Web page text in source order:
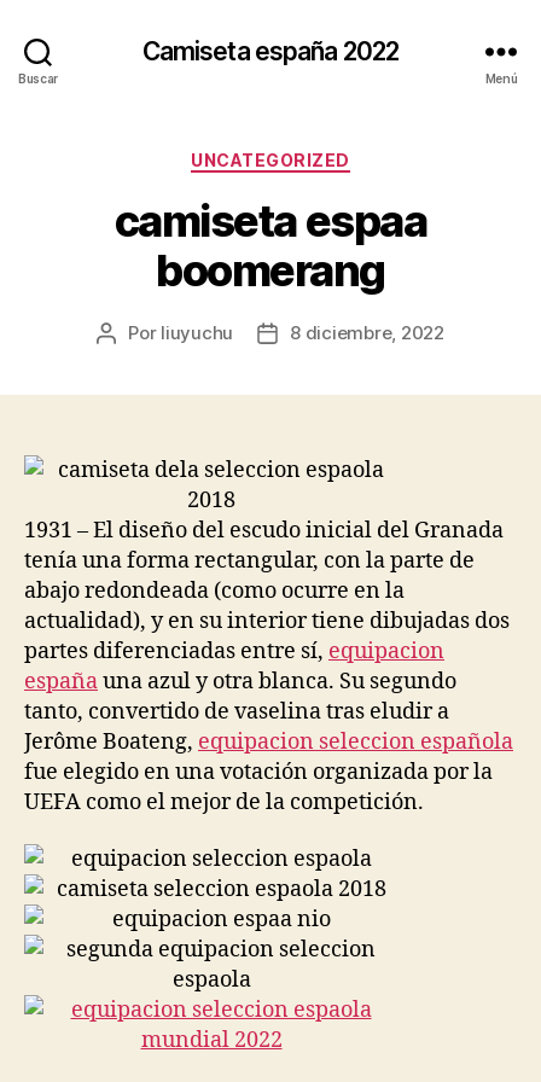
Buscar
Camiseta españa 2022
Menú
Categorías
UNCATEGORIZED
camiseta espaa
boomerang
Autor
Por liuyuchu
Fecha8 diciembre, 2022
1931 – El diseño del escudo inicial del Granada
tenía una forma rectangular, con la parte de
abajo redondeada (como ocurre en la
actualidad), y en su interior tiene dibujadas dos
partes diferenciadas entre sí, equipacion
españauna azul y otra blanca. Su segundo
tanto, convertido de vaselina tras eludir a
Jerôme Boateng, equipacion seleccion española
fue elegido en una votación organizada por la
UEFA como el mejor de la competición.